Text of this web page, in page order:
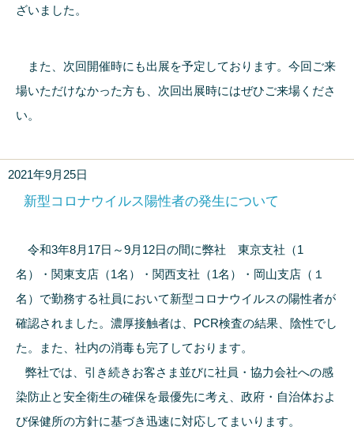
ざいました。
また、次回開催時にも出展を予定しております。今回ご来
場いただけなかった方も、次回出展時にはぜひご来場くださ
い。
2021年9月25日
新型コロナウイルス陽性者の発生について
令和3年8月17日～9月12日の間に弊社 東京支社（1
名）・関東支店（1名）・関西支社（1名）・岡山支店（１
名）で勤務する社員において新型コロナウイルスの陽性者が
確認されました。濃厚接触者は、PCR検査の結果、陰性でし
た。また、社内の消毒も完了しております。
弊社では、引き続きお客さま並びに社員・協力会社への感
染防止と安全衛生の確保を最優先に考え、政府・自治体およ
び保健所の方針に基づき迅速に対応してまいります。